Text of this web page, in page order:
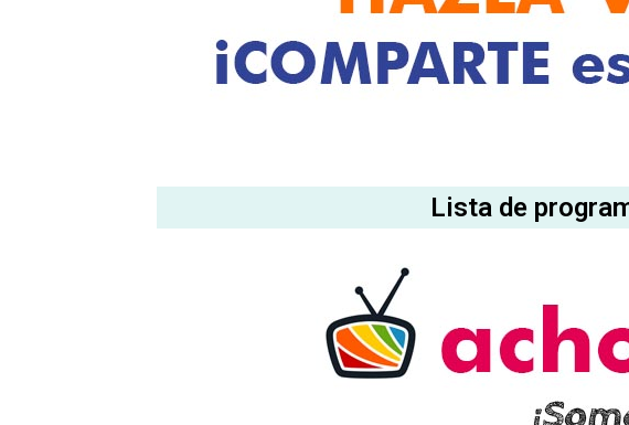
Lista de